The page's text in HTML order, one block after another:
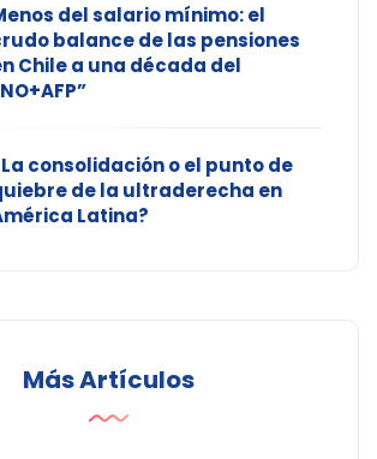
del salario mínimo: el
balance de las pensiones
Chile a una década del
consolidación o el punto de
de la ultraderecha en
Latina?
Más Artículos